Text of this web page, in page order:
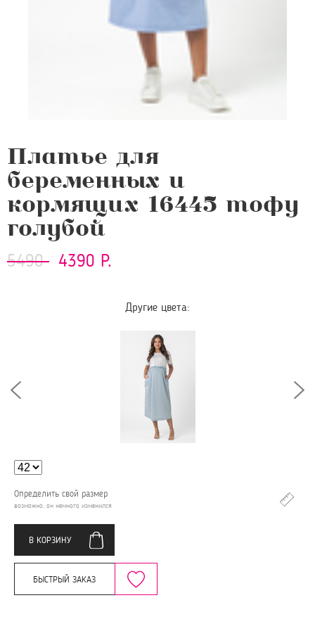
Платье для
беременных и
кормящих 16445 тофу
голубой
5490 4390 Р.
Другие цвета:
Определить свой размер
возможно, он немного изменился
В КОРЗИНУ
БЫСТРЫЙ ЗАКАЗ